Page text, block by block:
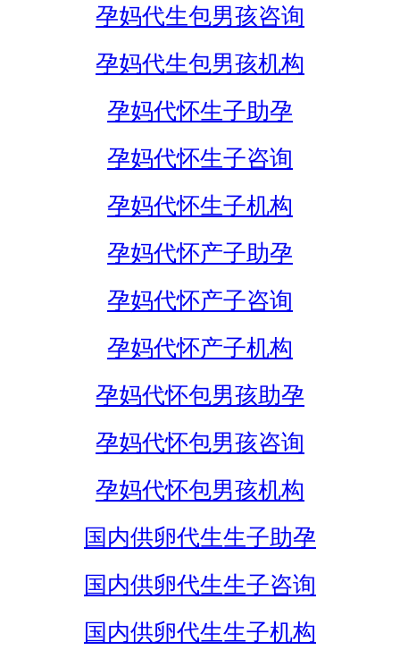
孕妈代生包男孩咨询
孕妈代生包男孩机构
孕妈代怀生子助孕
孕妈代怀生子咨询
孕妈代怀生子机构
孕妈代怀产子助孕
孕妈代怀产子咨询
孕妈代怀产子机构
孕妈代怀包男孩助孕
孕妈代怀包男孩咨询
孕妈代怀包男孩机构
国内供卵代生生子助孕
国内供卵代生生子咨询
国内供卵代生生子机构